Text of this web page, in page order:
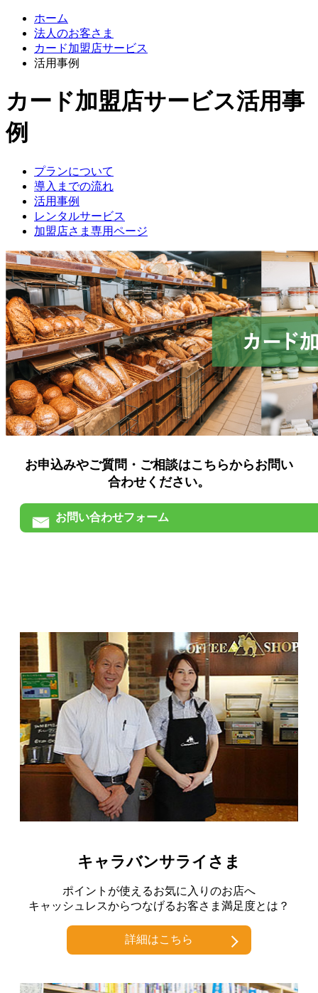
ホーム
法人のお客さま
カード加盟店サービス
活用事例
カード加盟店サービス活用事
例
プランについて
導入までの流れ
活用事例
レンタルサービス
加盟店さま専用ページ
お申込みやご質問・ご相談はこちらからお問い
合わせください。
お問い合わせフォーム
キャラバンサライさま
ポイントが使えるお気に入りのお店へ
キャッシュレスからつなげるお客さま満足度とは？
詳細はこちら